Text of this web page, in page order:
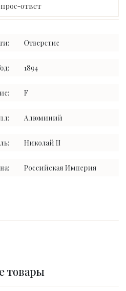
ответ
Отверстие
1894
F
Алюминий
Николай II
Российская Империя
товары